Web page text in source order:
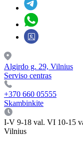
Algirdo g. 29, Vilnius
Serviso centras
+370 660 05555
Skambinkite
I-V 9-18 val. VI 10-15
Vilnius